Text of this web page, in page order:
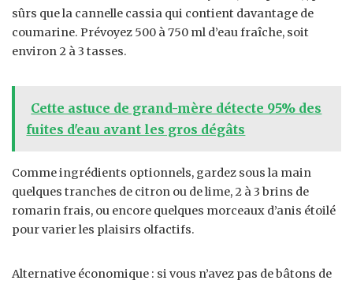
sûrs que la cannelle cassia qui contient davantage de
coumarine. Prévoyez 500 à 750 ml d’eau fraîche, soit
environ 2 à 3 tasses.
Cette astuce de grand-mère détecte 95% des
fuites d'eau avant les gros dégâts
Comme ingrédients optionnels, gardez sous la main
quelques tranches de citron ou de lime, 2 à 3 brins de
romarin frais, ou encore quelques morceaux d’anis étoilé
pour varier les plaisirs olfactifs.
Alternative économique : si vous n’avez pas de bâtons de